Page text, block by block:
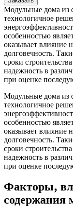
Модульные дома из
технологичное
особенностью
оказывает влияние
долговечность.
сроки
надежность в
при оценке
Модульные дома из
технологичное
особенностью
оказывает влияние
долговечность.
сроки
надежность в
при оценке
Факторы‚
содержания